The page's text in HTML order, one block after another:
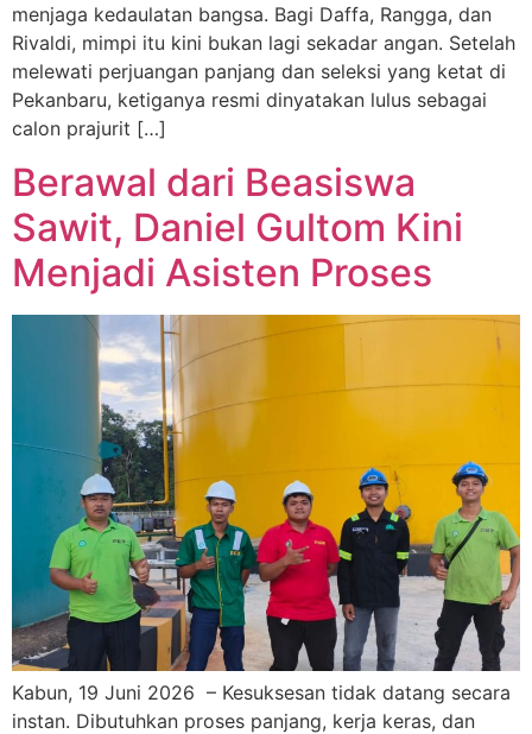
menjaga kedaulatan bangsa. Bagi Daffa, Rangga, dan
Rivaldi, mimpi itu kini bukan lagi sekadar angan. Setelah
melewati perjuangan panjang dan seleksi yang ketat di
Pekanbaru, ketiganya resmi dinyatakan lulus sebagai
calon prajurit […]
Berawal dari Beasiswa
Sawit, Daniel Gultom Kini
Menjadi Asisten Proses
Kabun, 19 Juni 2026 – Kesuksesan tidak datang secara
instan. Dibutuhkan proses panjang, kerja keras, dan